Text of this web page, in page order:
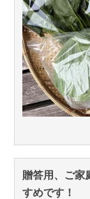
贈答用、ご家
すめです！